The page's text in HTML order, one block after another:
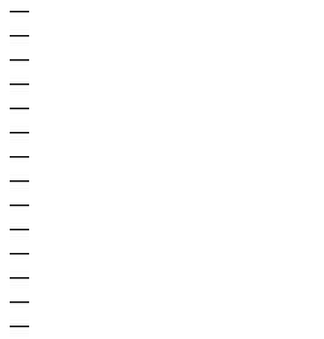
—
—
—
—
—
—
—
—
—
—
—
—
—
—